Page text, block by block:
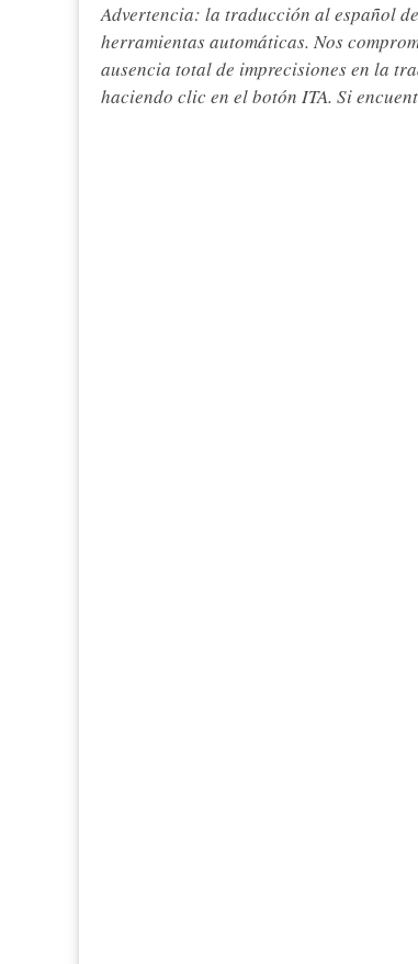
Advertencia: la traducción al español
herramientas automáticas. Nos
ausencia total de imprecisiones en la
haciendo clic en el botón ITA. Si